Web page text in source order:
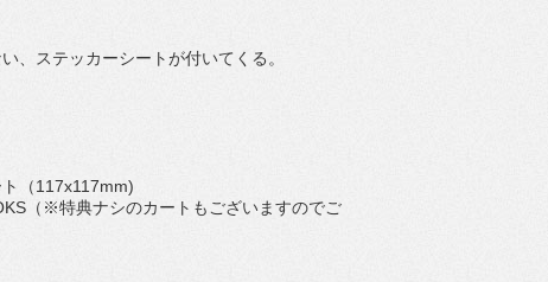
、ステッカーシートが付いてくる。
（117x117mm)
（※特典ナシのカートもございますのでご